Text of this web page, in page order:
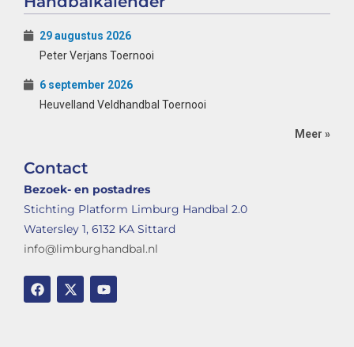
29 augustus 2026
Peter Verjans Toernooi
6 september 2026
Heuvelland Veldhandbal Toernooi
Meer »
Contact
Bezoek- en postadres
Stichting Platform Limburg Handbal 2.0
Watersley 1, 6132 KA Sittard
info@limburghandbal.nl